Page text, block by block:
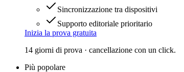
Sincronizzazione tra dispositivi
Supporto editoriale prioritario
Inizia la prova gratuita
14 giorni di prova · cancellazione con un click.
Più popolare